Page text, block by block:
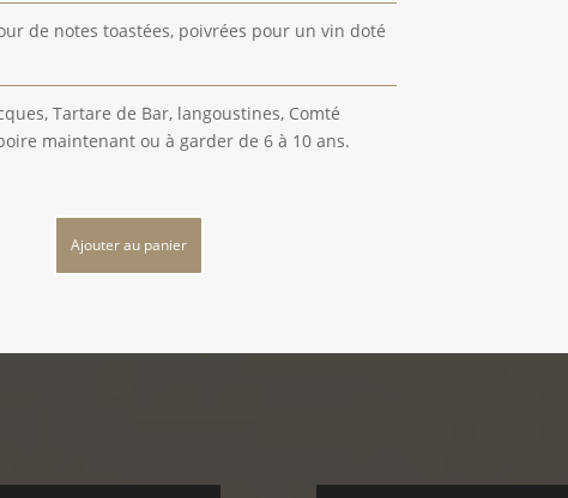
de notes toastées, poivrées pour un vin doté
Tartare de Bar, langoustines, Comté
maintenant ou à garder de 6 à 10 ans.
Ajouter au panier